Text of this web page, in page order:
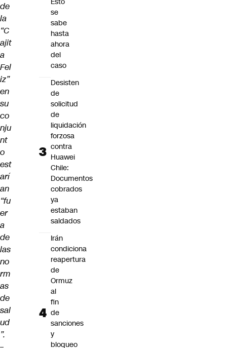
de
la
“C
ajit
a
Fel
iz”
en
su
co
nju
nt
o
est
arí
an
“fu
er
a
de
las
no
rm
as
de
sal
ud
”.
se
sabe
hasta
ahora
del
caso
Desisten
de
solicitud
de
liquidación
forzosa
contra
Huawei
Chile:
Documentos
cobrados
ya
estaban
saldados
Irán
condiciona
reapertura
de
Ormuz
al
fin
de
sanciones
y
bloqueo